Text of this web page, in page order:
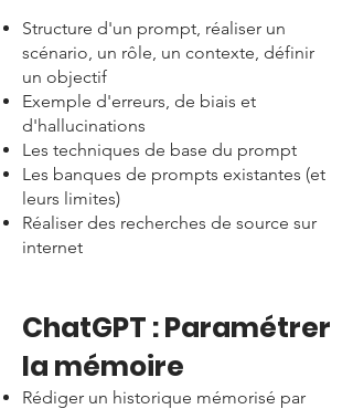
Structure d'un prompt, réaliser un
scénario, un rôle, un contexte, définir
un objectif
Exemple d'erreurs, de biais et
d'hallucinations
Les techniques de base du prompt
Les banques de prompts existantes (et
leurs limites)
Réaliser des recherches de source sur
internet
ChatGPT : Paramétrer
la mémoire
Rédiger un historique mémorisé par